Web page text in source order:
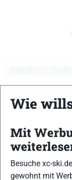
Sortieren
nach:
Es
Wie
Mit
Besuche xc-
gewohnt mit